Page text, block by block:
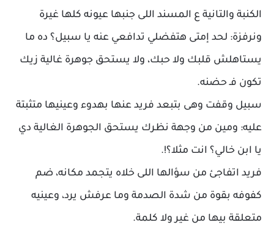
الكنبة والتانية ع المسند اللى جنبها عيونه كلها غيرة
ونرفزة: لحد إمتى هتفضلي تدافعي عنه يا سبيل؟ ده ما
يستاهلش قلبك ولا حبك، ولا يستحق جوهرة غالية زيك
تكون فـ حضنه.
سبيل وقفت وهى بتبعد فريد عنها بهدوء وعينيها متثبتة
عليه: ومين من وجهة نظرك يستحق الجوهرة الغالية دي
يا ابن خالي؟ انت مثلا؟!.
فريد اتفاجئ من سؤالها اللى خلاه يتجمد مكانه، ضم
كفوفه بقوة من شدة الصدمة وما عرفش يرد، وعينيه
متعلقة بيها من غير ولا كلمة.